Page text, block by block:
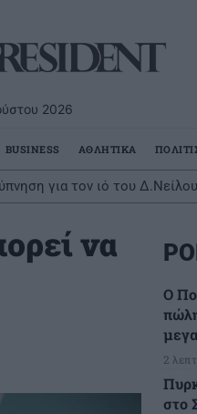
2026
BUSINESS ΑΘΛΗΤΙΚΑ
για τον ιό του Δ.Νείλου
να
Ο
2
στο